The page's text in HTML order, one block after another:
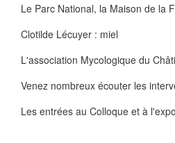
Le Parc National, la Maison de la
Clotilde Lécuyer : miel
L'association Mycologique du
Venez nombreux écouter les
Les entrées au Colloque et à